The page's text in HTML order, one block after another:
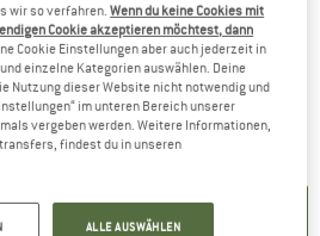
zu den Versandkosten. Öffnet sich in
Der Link öffnet sich in einer Infobox
EINRICHTEN
wir so verfahren.Wenn du keine Cookies mit
Cookie akzeptieren möchtest, dann
Cookie Einstellungen aber auch jederzeit in
einzelne Kategorien auswählen. Deine
Nutzung dieser Website nicht notwendig und
im unteren Bereich unserer
vergeben werden. Weitere Informationen,
findest du in unseren
ALLE AUSWÄHLEN